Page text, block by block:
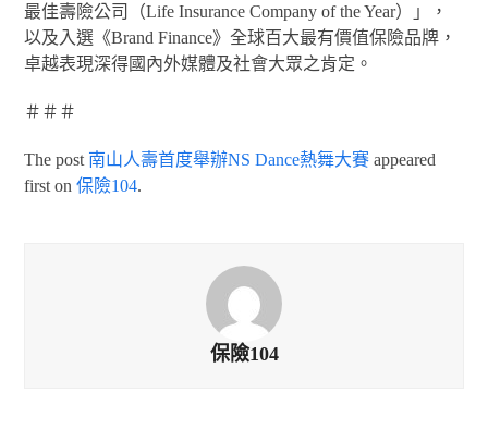
最佳壽險公司（Life Insurance Company of the Year）」，
以及入選《Brand Finance》全球百大最有價值保險品牌，
卓越表現深得國內外媒體及社會大眾之肯定。
＃＃＃
The post 南山人壽首度舉辦NS Dance熱舞大賽 appeared
first on保險104.
保險104